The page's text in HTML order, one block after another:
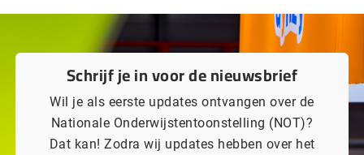
Schrijf je in voor de nieuwsbrief
Wil je als eerste updates ontvangen over de
Nationale Onderwijstentoonstelling (NOT)?
Dat kan! Zodra wij updates hebben over het